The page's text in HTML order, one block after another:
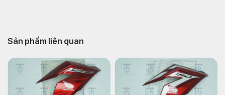
Sản phẩm liên quan